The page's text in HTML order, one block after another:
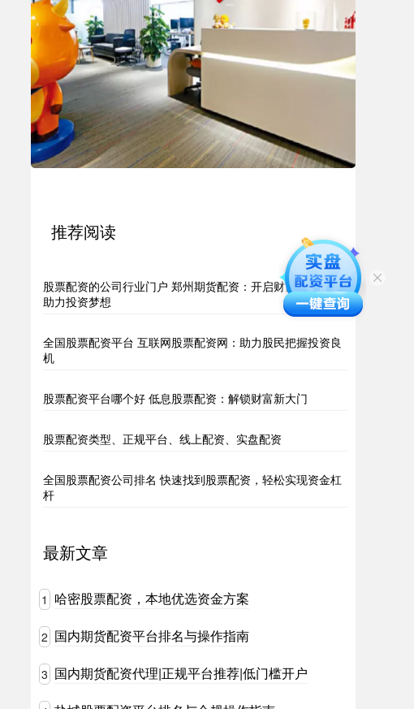
推荐阅读
股票配资的公司行业门户 郑州期货配资：开启财富新篇章，
助力投资梦想
全国股票配资平台 互联网股票配资网：助力股民把握投资良
机
股票配资平台哪个好 低息股票配资：解锁财富新大门
股票配资类型、正规平台、线上配资、实盘配资
全国股票配资公司排名 快速找到股票配资，轻松实现资金杠
杆
最新文章
1 哈密股票配资，本地优选资金方案
2 国内期货配资平台排名与操作指南
3 国内期货配资代理|正规平台推荐|低门槛开户